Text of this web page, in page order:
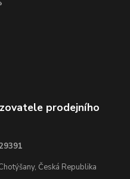
prodejního
Česká Republika